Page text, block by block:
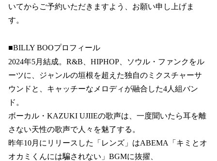
いてからご予約いただきますよう、お願い申し上げま
す。
■BILLY BOOプロフィール
2024年5月結成。R&B、HIPHOP、ソウル・ファンクをル
ーツに、ジャンルの垣根を超えた独自のミクスチャーサ
ウンドと、キャッチーなメロディが融合した4人組バン
ド。
ボーカル・KAZUKI UJIIEの歌声は、一度聞いたら耳を離
さない天性の歌声で人々を魅了する。
昨年10月にリリースした「レンズ」はABEMA「キミとオ
オカミくんには騙されない」BGMに抜擢、